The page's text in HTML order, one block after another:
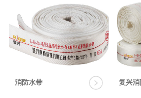
消防水带 复兴消